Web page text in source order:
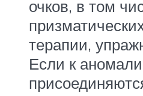
очков, в том
терапии,
Если к